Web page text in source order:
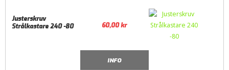
Justerskruv
Strålkastare 240 -80
60,00kr
INFO